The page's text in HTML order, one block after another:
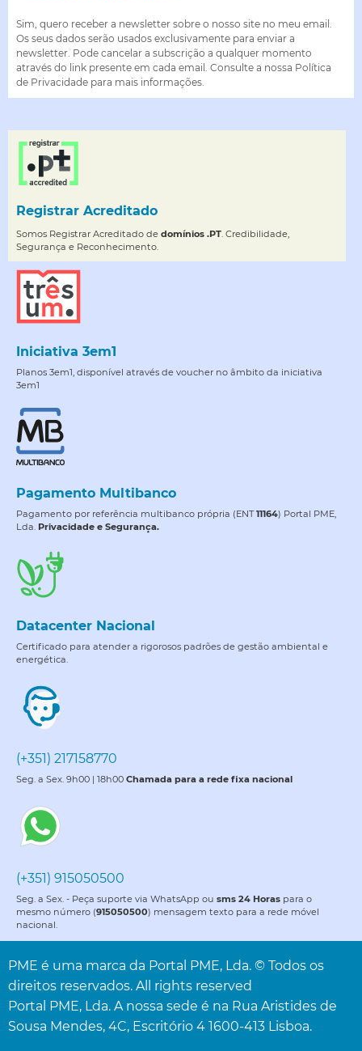
Sim, quero receber a newsletter sobre o nosso site no meu email.
Os seus dados serão usados exclusivamente para enviar a
newsletter. Pode cancelar a subscrição a qualquer momento
através do link presente em cada email. Consulte a nossa Política
de Privacidade para mais informações.
Registrar Acreditado
Somos Registrar Acreditado de domínios .PT. Credibilidade,
Segurança e Reconhecimento.
Iniciativa 3em1
Planos 3em1, disponível através de voucher no âmbito da iniciativa
3em1
Pagamento Multibanco
Pagamento por referência multibanco própria (ENT11164) Portal PME,
Lda. Privacidade e Segurança.
Datacenter Nacional
Certificado para atender a rigorosos padrões de gestão ambiental e
energética.
(+351) 217158770
Seg. a Sex. 9h00 | 18h00 Chamada para a rede fixa nacional
(+351) 915050500
Seg. a Sex. - Peça suporte via WhatsApp ou sms 24 Horas para o
mesmo número (915050500) mensagem texto para a rede móvel
nacional.
PME é uma marca da Portal PME, Lda. © Todos os
direitos reservados. All rights reserved
Portal PME, Lda. A nossa sede é na Rua Aristides de
Sousa Mendes, 4C, Escritório 4 1600-413 Lisboa.